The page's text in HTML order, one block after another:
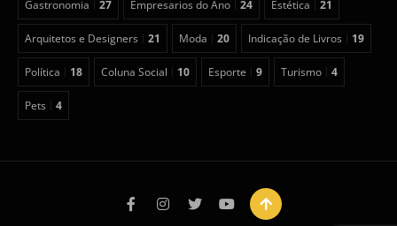
Gastronomia 27 Empresarios do Ano 24 Estética 21
Arquitetos e Designers 21 Moda 20 Indicação de Livros 19
Política 18 Coluna Social 10 Esporte 9 Turismo 4
Pets 4